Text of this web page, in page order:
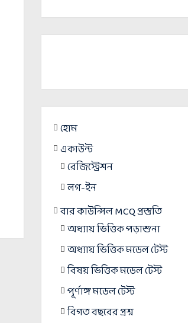
হোম
একাউন্ট
রেজিস্ট্রেশন
লগ-ইন
বার কাউন্সিল MCQ প্রস্তুতি
অধ্যায় ভিত্তিক পড়াশুনা
অধ্যায় ভিত্তিক মডেল টেস্ট
বিষয় ভিত্তিক মডেল টেস্ট
পূর্ণাঙ্গ মডেল টেস্ট
বিগত বছরের প্রশ্ন